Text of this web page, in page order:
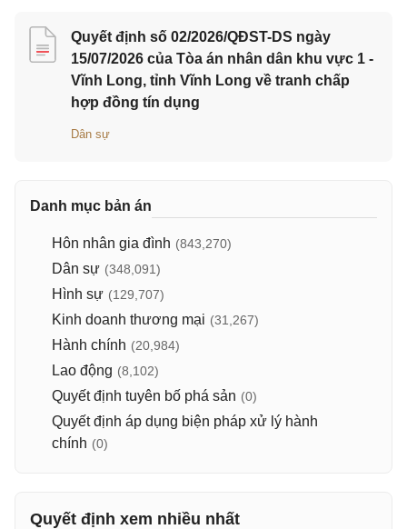
Quyết định số 02/2026/QĐST-DS ngày
15/07/2026 của Tòa án nhân dân khu vực 1 -
Vĩnh Long, tỉnh Vĩnh Long về tranh chấp
hợp đồng tín dụng
Dân sự
Danh mục bản án
Hôn nhân gia đình (843,270)
Dân sự (348,091)
Hình sự (129,707)
Kinh doanh thương mại (31,267)
Hành chính (20,984)
Lao động (8,102)
Quyết định tuyên bố phá sản (0)
Quyết định áp dụng biện pháp xử lý hành
chính (0)
Quyết định xem nhiều nhất